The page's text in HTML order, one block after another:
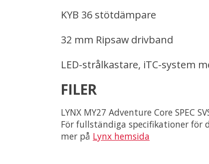
KYB 36 stötdämpare
32 mm Ripsaw drivband
LED-strålkastare, iTC-system
FILER
LYNX MY27 Adventure Core SPEC
För fullständiga specifikationer för
mer på Lynx hemsida